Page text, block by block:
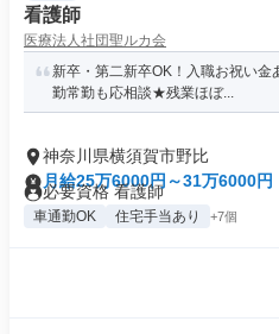
看護師
医療法人社団聖ルカ会
新卒・第二新卒OK！入職お祝い
勤常勤も応相談★残業ほぼ...
神奈川県横須賀市野比
月給25万6000円～31万6000円
必要資格 看護師
車通勤OK 住宅手当あり +7個